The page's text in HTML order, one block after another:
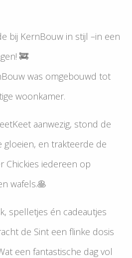
bij KernBouw in stijl –in een
🚒
was omgebouwd tot
woonkamer.
aanwezig, stond de
gloeien, en trakteerde de
Chickies iedereen op
wafels.🥞
spelletjes én cadeautjes
de Sint een flinke dosis
een fantastische dag vol